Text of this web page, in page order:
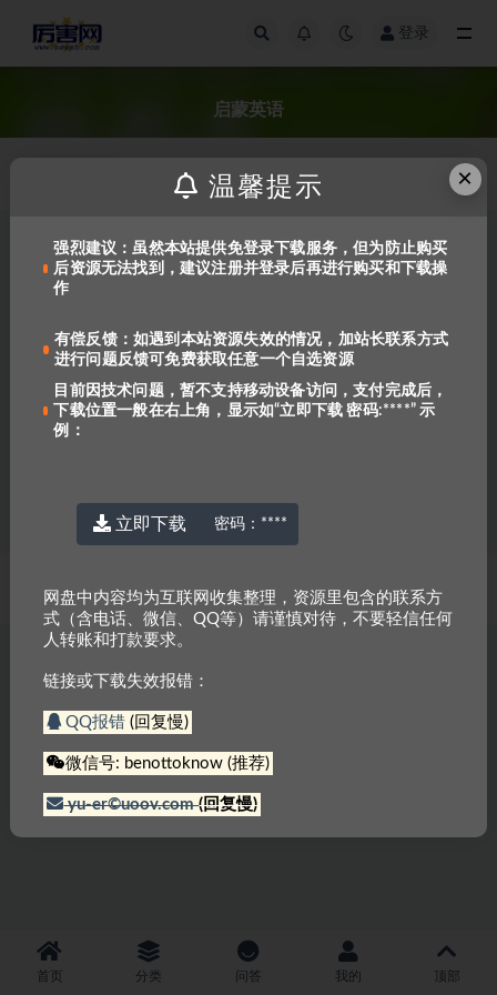
登录
启蒙英语
《语感启蒙·经典英文儿歌图画
书 第一辑》[视频+演唱+伴奏]
© 2022 厉害网 京ICP备2023000337号-3
首页 分类 问答 我的 顶部
×
温馨提示
强烈建议：虽然本站提供免登录下载服务，但为防止购买
后资源无法找到，建议注册并登录后再进行购买和下载操
作
有偿反馈：如遇到本站资源失效的情况，加站长联系方式
进行问题反馈可免费获取任意一个自选资源
目前因技术问题，暂不支持移动设备访问，支付完成后，
下载位置一般在右上角，显示如“立即下载 密码:****” 示
例：
立即下载 密码： ****
网盘中内容均为互联网收集整理，资源里包含的联系方
式（含电话、微信、QQ等）请谨慎对待，不要轻信任何
人转账和打款要求。
链接或下载失效报错：
QQ报错(回复慢)
微信号: benottoknow (推荐)
yu-er©uoov.com(回复慢)